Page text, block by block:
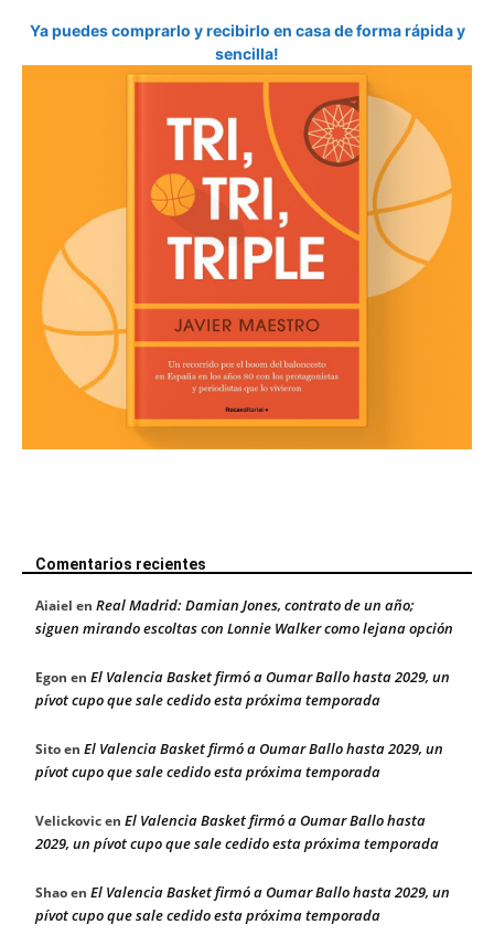
Ya puedes comprarlo y recibirlo en casa de forma rápida y
sencilla!
Comentarios recientes
Aiaiel en Real Madrid: Damian Jones, contrato de un año;
siguen mirando escoltas con Lonnie Walker como lejana opción
Egon en El Valencia Basket firmó a Oumar Ballo hasta 2029, un
pívot cupo que sale cedido esta próxima temporada
Sitoen El Valencia Basket firmó a Oumar Ballo hasta 2029, un
pívot cupo que sale cedido esta próxima temporada
Velickovicen El Valencia Basket firmó a Oumar Ballo hasta
2029, un pívot cupo que sale cedido esta próxima temporada
Shaoen El Valencia Basket firmó a Oumar Ballo hasta 2029, un
pívot cupo que sale cedido esta próxima temporada